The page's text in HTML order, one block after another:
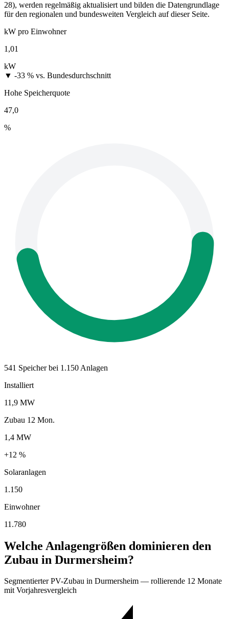
28), werden regelmäßig aktualisiert und bilden die Datengrundlage
für den regionalen und bundesweiten Vergleich auf dieser Seite.
kW pro Einwohner
1,01
kW
▼ -33 % vs. Bundesdurchschnitt
Hohe Speicherquote
47,0
%
541 Speicher bei 1.150 Anlagen
Installiert
11,9 MW
Zubau 12 Mon.
1,4 MW
+12 %
Solaranlagen
1.150
Einwohner
11.780
Welche Anlagengrößen dominieren den
Zubau in Durmersheim?
Segmentierter PV-Zubau in Durmersheim — rollierende 12 Monate
mit Vorjahresvergleich